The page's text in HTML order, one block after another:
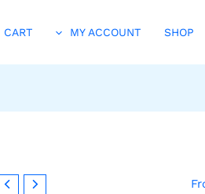
SHOP
MY ACCOUNT
CART